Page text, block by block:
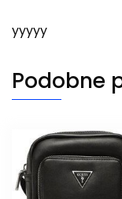
yyyyy
Podobne